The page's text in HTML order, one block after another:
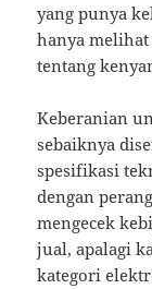
yang punya
hanya
tentang
Keberanian
sebaiknya
spesifikasi
dengan
mengecek
jual, apalagi
kategori